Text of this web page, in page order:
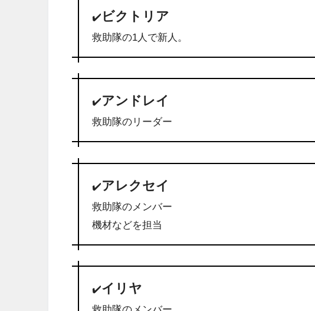
✔️ ビクトリア
救助隊の1人で新人。
✔️アンドレイ
救助隊のリーダー
✔️アレクセイ
救助隊のメンバー
機材などを担当
✔️イリヤ